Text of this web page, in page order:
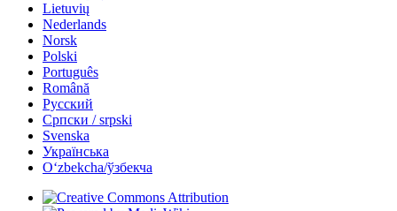
Lietuvių
Nederlands
Norsk
Polski
Português
Română
Русский
Српски / srpski
Svenska
Українська
Oʻzbekcha/ўзбекча